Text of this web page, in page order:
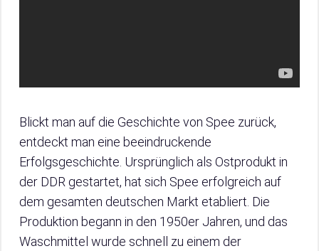
Blickt man auf die Geschichte von Spee zurück,
entdeckt man eine beeindruckende
Erfolgsgeschichte. Ursprünglich als Ostprodukt in
der DDR gestartet, hat sich Spee erfolgreich auf
dem gesamten deutschen Markt etabliert. Die
Produktion begann in den 1950er Jahren, und das
Waschmittel wurde schnell zu einem der